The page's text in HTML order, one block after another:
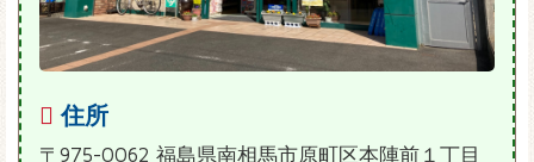
住所
〒975-0062 福島県南相馬市原町区本陣前１丁目